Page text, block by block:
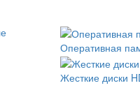
Оперативная
Жесткие диски